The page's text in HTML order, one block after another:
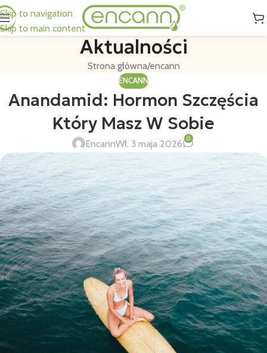
Skip to navigation
Skip to main content
Aktualności
Strona główna encann
ENCANN
Anandamid: Hormon Szczęścia
Który Masz W Sobie
EncannWł. 3 maja 2026 0